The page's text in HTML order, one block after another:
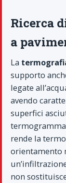
Ricerca
a
La
supporto
legate
avendo
superfici
rende la
orientamento
non